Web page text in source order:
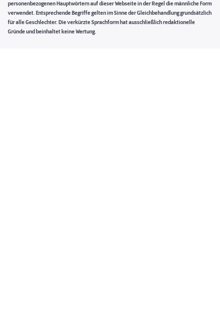
personenbezogenen Hauptwörtern auf dieser Webseite in der Regel die männliche Form
verwendet. Entsprechende Begriffe gelten im Sinne der Gleichbehandlung grundsätzlich
für alle Geschlechter. Die verkürzte Sprachform hat ausschließlich redaktionelle
Gründe und beinhaltet keine Wertung.